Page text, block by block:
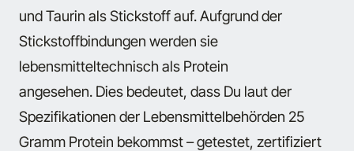
und Taurin als Stickstoff auf. Aufgrund der
Stickstoffbindungen werden sie
lebensmitteltechnisch als Protein
angesehen. Dies bedeutet, dass Du laut der
Spezifikationen der Lebensmittelbehörden 25
Gramm Protein bekommst – getestet, zertifiziert